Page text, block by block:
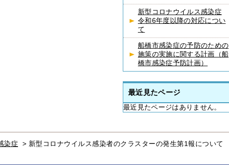
新型コロナウイルス感染症
令和6年度以降の対応につい
て
船橋市感染症の予防のための
施策の実施に関する計画（船
橋市感染症予防計画）
最近見たページ
最近見たページはありません。
染症 > 新型コロナウイルス感染者のクラスターの発生第1報について